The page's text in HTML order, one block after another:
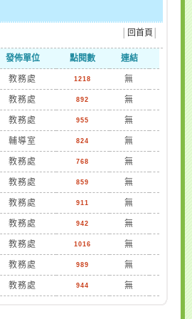
回首頁
發佈單位 點閱數 連結
教務處 1218 無
教務處 892 無
教務處 955 無
輔導室 824 無
教務處 768 無
教務處 859 無
教務處 911 無
教務處 942 無
教務處 1016 無
教務處 989 無
教務處 944 無